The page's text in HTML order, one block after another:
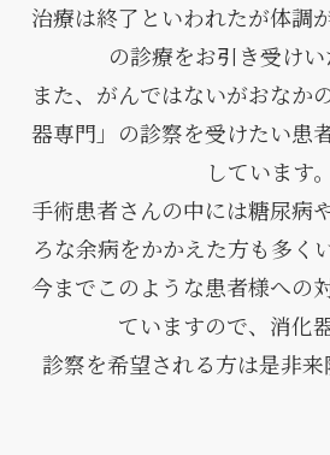
治療は終了といわれたが体調
の診療をお引き受けい
また、がんではないがおなか
器専門」の診察を受けたい患
しています。
手術患者さんの中には糖尿病
ろな余病をかかえた方も多く
今までこのような患者様への
ていますので、消化
診察を希望される方は是非来